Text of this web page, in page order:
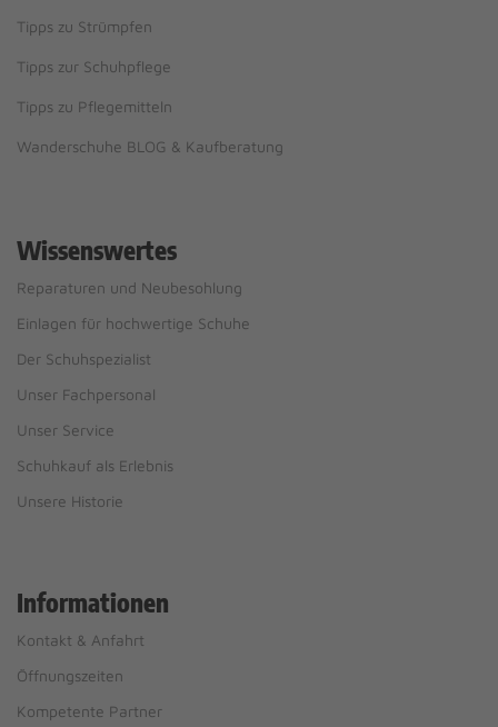
Tipps zu Strümpfen
Tipps zur Schuhpflege
Tipps zu Pflegemitteln
Wanderschuhe BLOG & Kaufberatung
Wissenswertes
Reparaturen und Neubesohlung
Einlagen für hochwertige Schuhe
Der Schuhspezialist
Unser Fachpersonal
Unser Service
Schuhkauf als Erlebnis
Unsere Historie
Informationen
Kontakt & Anfahrt
Öffnungszeiten
Kompetente Partner